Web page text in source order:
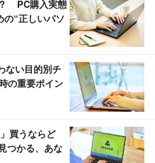
PC購入実態
の“正しいパソ
ない目的別チ
の重要ポイン
買うならど
つかる、あな